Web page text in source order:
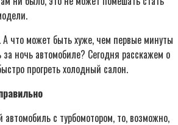
А что может быть хуже, чем первые минуты
ночь автомобиле? Сегодня расскажем о
прогреть холодный салон.
автомобиль с турбомотором, то, возможно,